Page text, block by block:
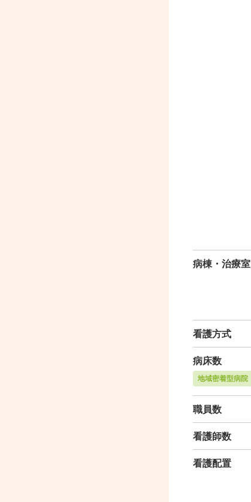
病棟・治療室
看護方式
病床数
地域密着型病院
職員数
看護師数
看護配置